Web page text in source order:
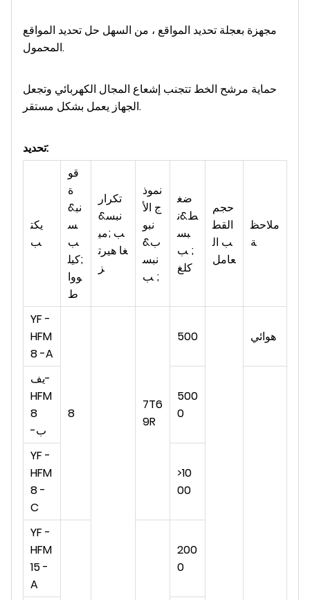
مجهزة بعجلة تحديد المواقع ، من السهل حل تحديد المواقع
المحمول.
حماية مرشح الخط تتجنب إشعاع المجال الكهربائي وتجعل
الجهاز يعمل بشكل مستقر.
تحديد:
يكت
ب
قو
ة
&نب
س
ب
;كيل
ووا
ط
تكرار
&نبس
ب ;مي
غا هيرت
ز
نموذ
ج الأ
نبو
ب&
نبس
ب ;
ضغ
ط&ن
بس
ب ;
كلغ
حجم
القط
ب ال
عامل
ملاحظ
ة
YF -
HFM
8 -A
8
7T6
9R
500 هوائي
يف-
HFM
8
-ب
500
0
YF -
HFM
8 -
C
>10
00
YF -
HFM
15 -
A
200
0